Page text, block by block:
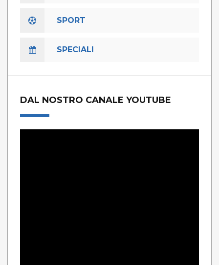
SPORT
SPECIALI
DAL NOSTRO CANALE YOUTUBE